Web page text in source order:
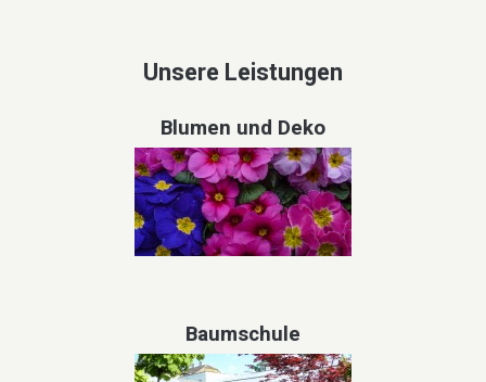
Unsere Leistungen
Blumen und Deko
Baumschule